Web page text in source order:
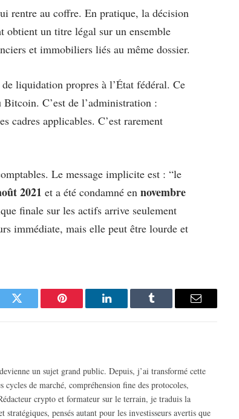
rentre au coffre. En pratique, la décision
obtient un titre légal sur un ensemble
et immobiliers liés au même dossier.
liquidation propres à l’État fédéral. Ce
C’est de l’administration :
cadres applicables. C’est rarement
Le message implicite est : “le
2021 et a été condamné en novembre
finale sur les actifs arrive seulement
immédiate, mais elle peut être lourde et
Twitter Pinterest LinkedIn Tumblr Email
un sujet grand public. Depuis, j’ai transformé cette
de marché, compréhension fine des protocoles,
crypto et formateur sur le terrain, je traduis la
pensés autant pour les investisseurs avertis que